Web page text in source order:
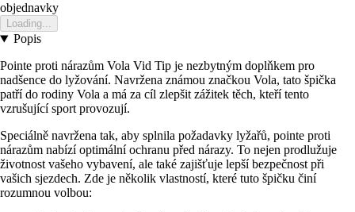
objednavky
Loading...
Popis
Pointe proti nárazům Vola Vid Tip je nezbytným doplňkem pro
nadšence do lyžování. Navržena známou značkou Vola, tato špička
patří do rodiny Vola a má za cíl zlepšit zážitek těch, kteří tento
vzrušující sport provozují.
Speciálně navržena tak, aby splnila požadavky lyžařů, pointe proti
nárazům nabízí optimální ochranu před nárazy. To nejen prodlužuje
životnost vašeho vybavení, ale také zajišťuje lepší bezpečnost při
vašich sjezdech. Zde je několik vlastností, které tuto špičku činí
rozumnou volbou: